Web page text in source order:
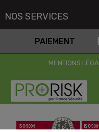
NOS SERVICES
PAIEMENT
MENTIONS